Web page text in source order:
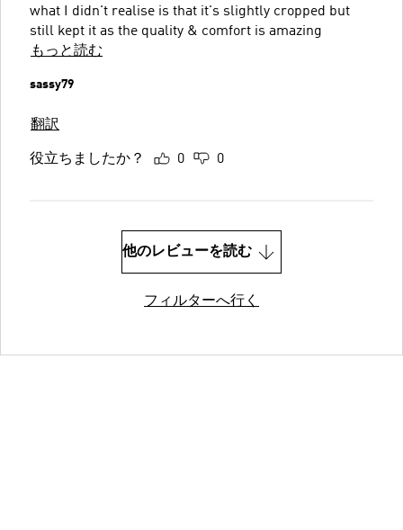
what I didn't realise is that it's slightly cropped but
still kept it as the quality & comfort is amazing
もっと読む
sassy79
翻訳
役立ちましたか？ 0 0
他のレビューを読む
フィルターへ行く